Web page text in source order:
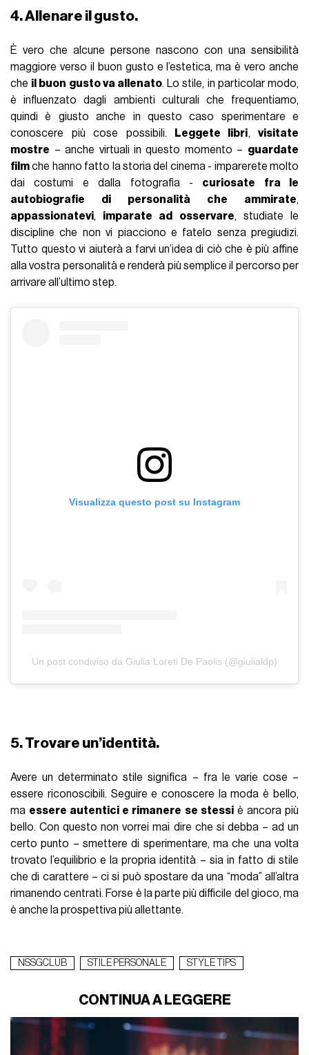
4. Allenare il gusto.
È vero che alcune persone nascono con una sensibilità
maggiore verso il buon gusto e l’estetica, ma è vero anche
che il buon gusto va allenato. Lo stile, in particolar modo,
è influenzato dagli ambienti culturali che frequentiamo,
quindi è giusto anche in questo caso sperimentare e
conoscere più cose possibili.
Leggete libri, visitate
mostre – anche virtuali in questo momento – guardate
filmche hanno fatto la storia del cinema - imparerete molto
dai costumi e dalla fotografia - curiosate fra le
autobiografie di personalità che ammirate,
appassionatevi, imparate ad osservare, studiate le
discipline che non vi piacciono e fatelo senza pregiudizi.
Tutto questo vi aiuterà a farvi un’idea di ciò che è più affine
alla vostra personalità e renderà più semplice il percorso per
arrivare all’ultimo step.
Visualizza questo post su Instagram
Un post condiviso da Giulia Loreti De Paolis (@giulialdp)
5. Trovare un’identità.
Avere un determinato stile significa – fra le varie cose –
essere riconoscibili. Seguire e conoscere la moda è bello,
ma essere autentici e rimanere se stessiè ancora più
bello. Con questo non vorrei mai dire che si debba – ad un
certo punto – smettere di sperimentare, ma che una volta
trovato l’equilibrio e la propria identità – sia in fatto di stile
che di carattere – ci si può spostare da una “moda” all’altra
rimanendo centrati. Forse è la parte più difficile del gioco, ma
è anche la prospettiva più allettante.
NSSGCLUB STILE PERSONALE STYLE TIPS
CONTINUA A LEGGERE